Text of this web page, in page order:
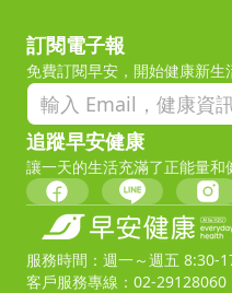
訂閱電子報
免費訂閱早安，開始健康新生
追蹤早安健康
讓一天的生活充滿了正能量和
服務時間：週一～週五 8:30-
客戶服務專線：02-29128060